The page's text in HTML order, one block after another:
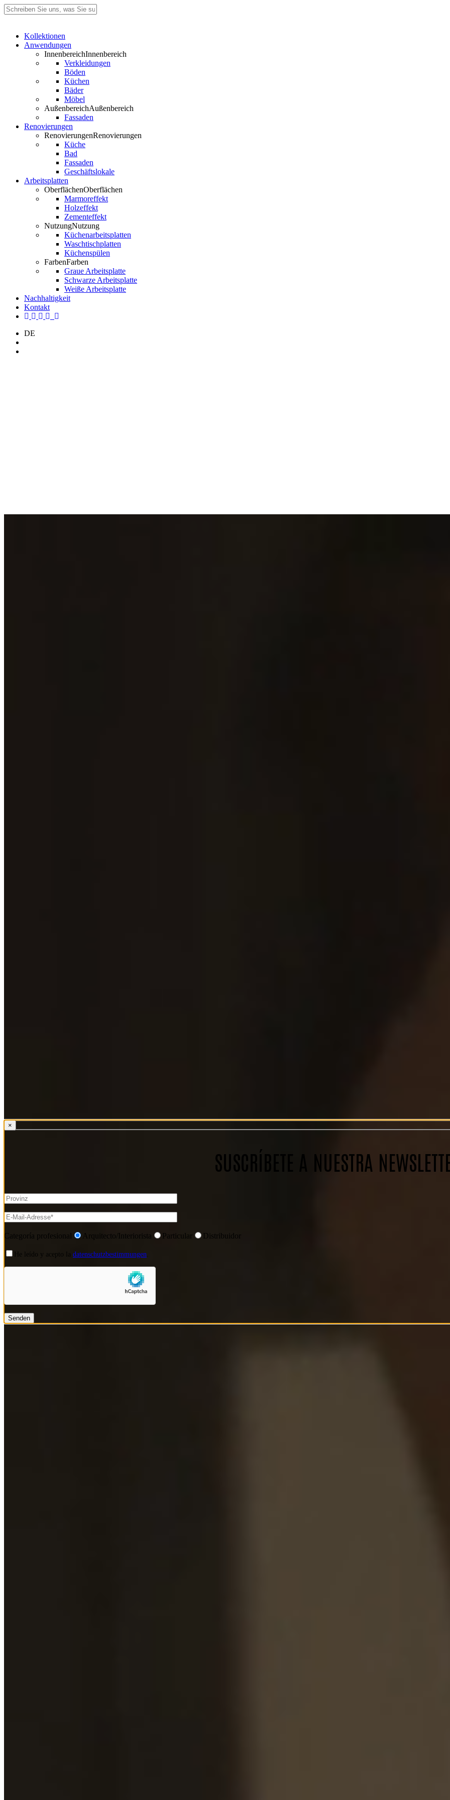
Zu
Hauptinhalt
Search
Menü
Kollektionen
Anwendungen
InnenbereichInnenbereich
Verkleidungen
Böden
Küchen
Bäder
Möbel
AußenbereichAußenbereich
Fassaden
Renovierungen
RenovierungenRenovierungen
Küche
Bad
Fassaden
Geschäftslokale
Arbeitsplatten
OberflächenOberflächen
Marmoreffekt
Holzeffekt
Zementeffekt
NutzungNutzung
Küchenarbeitsplatten
Waschtischplatten
Küchenspülen
FarbenFarben
Graue Arbeitsplatte
Schwarze Arbeitsplatte
Weiße Arbeitsplatte
Nachhaltigkeit
Kontakt
Twitter
Facebook
Pinterest
LinkedIn
YouTube
Instagram
DE
SUSCRÍBETE A NUESTRA
Categoría profesional Arquitecto/Interiorista Particular Distribuidor
He leído y acepto la datenschutzbestimmungen
×